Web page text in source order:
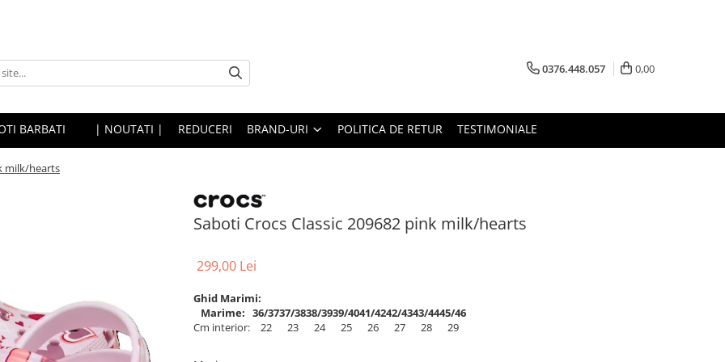
0376.448.057 0,00
BARBATI | NOUTATI | REDUCERI BRAND-URI POLITICA DE RETUR TESTIMONIALE
milk/hearts
Saboti Crocs Classic 209682 pink milk/hearts
299,00 Lei
Ghid Marimi:
Marime: 36/3737/3838/3939/4041/4242/4343/4445/46
Cm interior:
22 23 24 25 26 27 28 29